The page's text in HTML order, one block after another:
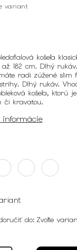
variant
košeľa
až 182 cm. Dlhý
radi zúžené slim
Dlhý rukáv.
košeľa, ktorú
či kravatou.
informácie
do: Zvoľte